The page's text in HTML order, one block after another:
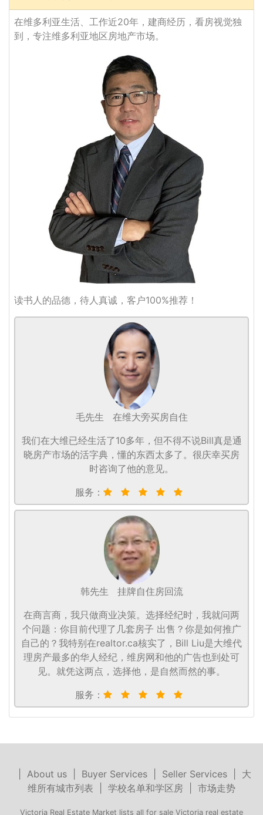
在维多利亚生活、工作近20年，建商经历，看房视觉独
到，专注维多利亚地区房地产市场。
读书人的品德，待人真诚，客户100%推荐！
毛先生
在维大旁买房自住
我们在大维已经生活了10多年，但不得不说Bill真是通
晓房产市场的活字典，懂的东西太多了。很庆幸买房
时咨询了他的意见。
服务：
韩先生
挂牌自住房回流
在商言商，我只做商业决策。选择经纪时，我就问两
个问题：你目前代理了几套房子 出售？你是如何推广
自己的？我特别在realtor.ca核实了，Bill Liu是大维代
理房产最多的华人经纪，维房网和他的广告也到处可
见。就凭这两点，选择他，是自然而然的事。
服务：
About us| Buyer Services| Seller Services| 大
维所有城市列表
学校名单和学区房 市场走势
Victoria Real Estate Market lists all for sale Victoria real estate